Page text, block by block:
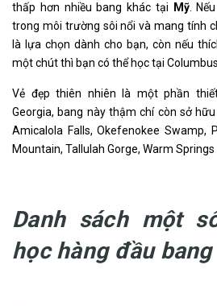
thấp hơn nhiều bang khác tại
Mỹ.
trong môi trường sôi nổi và mang tính
là lựa chọn dành cho bạn, còn nếu
một chút thì bạn có thể học tại
Vẻ đẹp thiên nhiên là một phần
Georgia, bang này thậm chí còn sở hữu
Amicalola Falls, Okefenokee Swamp,
Mountain, Tallulah Gorge, Warm Springs
Danh sách một
học hàng đầu bang